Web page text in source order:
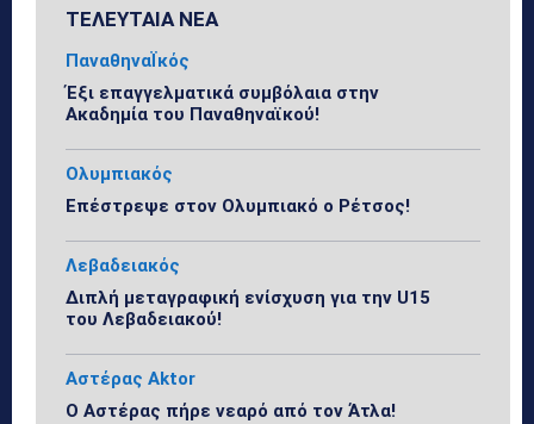
ΤΕΛΕΥΤΑΙΑ ΝΕΑ
ΠαναθηναΪκός
Έξι επαγγελματικά συμβόλαια στην
Ακαδημία του Παναθηναϊκού!
Ολυμπιακός
Επέστρεψε στον Ολυμπιακό ο Ρέτσος!
Λεβαδειακός
Διπλή μεταγραφική ενίσχυση για την U15
του Λεβαδειακού!
Αστέρας Aktor
Ο Αστέρας πήρε νεαρό από τον Άτλα!